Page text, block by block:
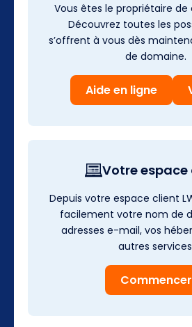
Vous êtes le propriétaire
Découvrez toutes les
s’offrent à vous dès
de domaine.
Aide en ligne
Votre espace
Depuis votre espace client
facilement votre nom de
adresses e-mail, vos
autres
Commencer